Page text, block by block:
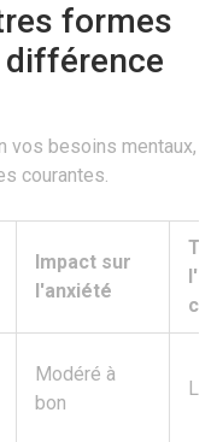
formes
différence
vos besoins mentaux,
courantes.
Impact sur
l'anxiété
Modéré à
bon